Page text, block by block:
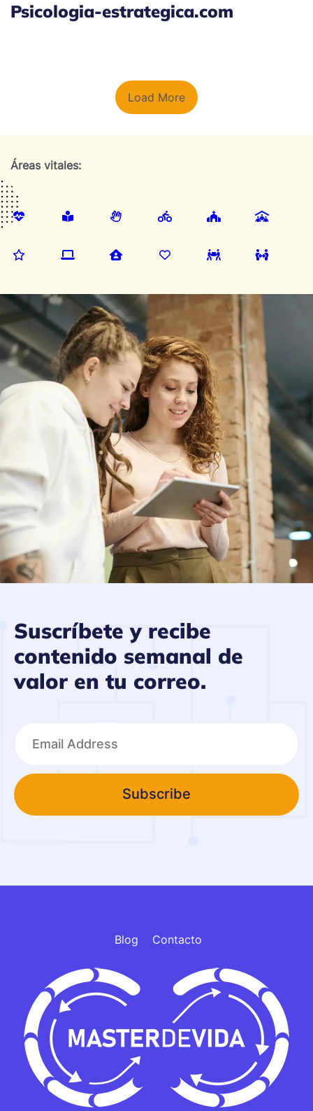
Psicologia-estrategica.com
Load More
Áreas vitales:
Suscríbete y recibe
contenido semanal de
valor en tu correo.
Subscribe
Blog Contacto